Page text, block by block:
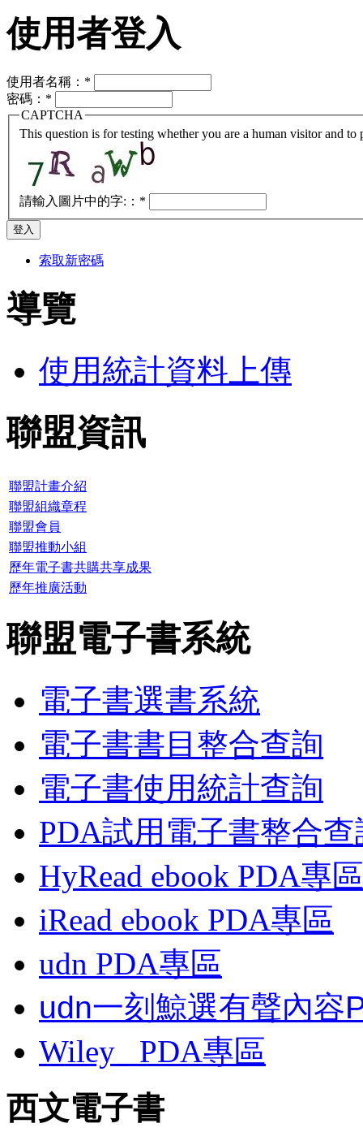
使用者登入
使用者名稱： *
密碼： *
CAPTCHA
This question is for testing whether you are a human visitor and to
請輸入圖片中的字:： *
索取新密碼
導覽
使用統計資料上傳
聯盟資訊
聯盟計畫介紹
聯盟組織章程
聯盟會員
聯盟推動小組
歷年電子書共購共享成果
歷年推廣活動
聯盟電子書系統
電子書選書系統
電子書書目整合查詢
電子書使用統計查詢
PDA試用電子書整合查
HyRead ebook PDA專區
iRead ebook PDA專區
udn PDA專區
udn一刻鯨選有聲內容
Wiley
PDA專區
西文電子書